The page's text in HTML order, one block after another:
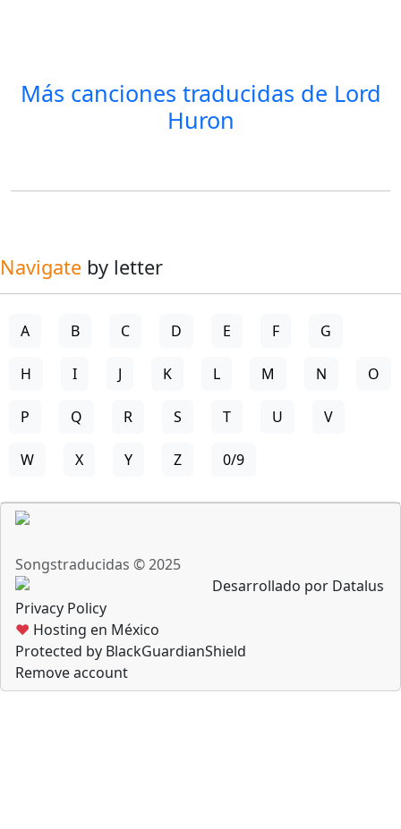
Más canciones traducidas de Lord
Huron
Navigate by letter
A B C D E F G
H I J K L M N O
P Q R S T U V
W X Y Z 0/9
Songstraducidas © 2025
Desarrollado por Datalus
Privacy Policy
♥ Hosting en México
Protected by BlackGuardianShield
Remove account